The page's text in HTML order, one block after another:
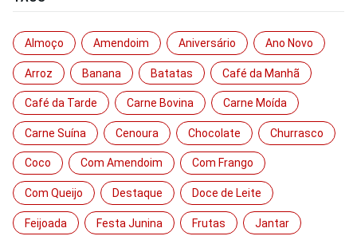
Almoço Amendoim Aniversário Ano Novo
Arroz Banana Batatas Café da Manhã
Café da Tarde Carne Bovina Carne Moída
Carne Suína Cenoura Chocolate Churrasco
Coco Com Amendoim Com Frango
Com Queijo Destaque Doce de Leite
Feijoada Festa Junina Frutas Jantar